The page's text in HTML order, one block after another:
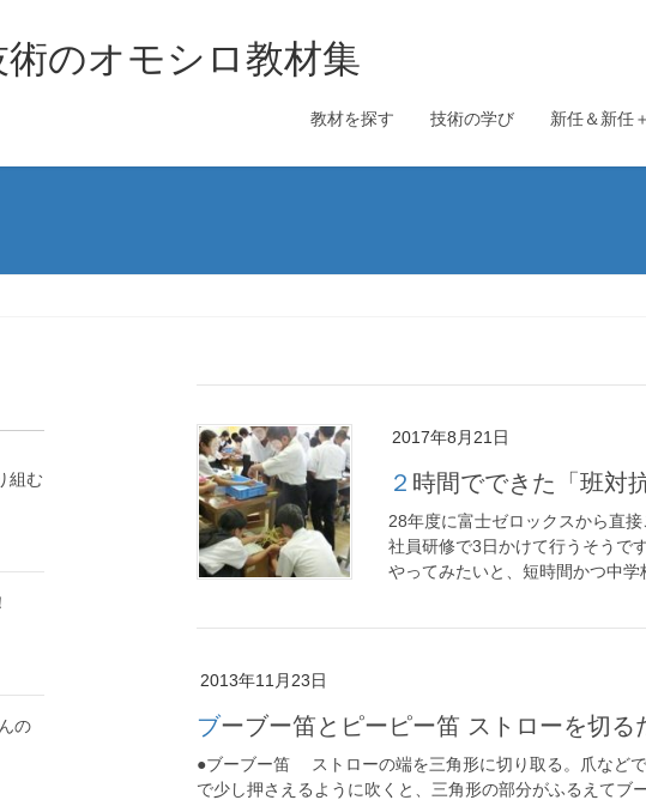
のオモシロ教材集
教材を探す 技術の学び 新任＆新任
2017年8月21日
２時間でできた「班
28年度に富士ゼロックスから直
社員研修で3日かけて行うそうで
やってみたいと、短時間かつ中
2013年11月23日
ブーブー笛とピーピー笛 ストローを切
●ブーブー笛 ストローの端を三角形に切り取る。爪など
で少し押さえるように吹くと、三角形の部分がふるえて
組む
の